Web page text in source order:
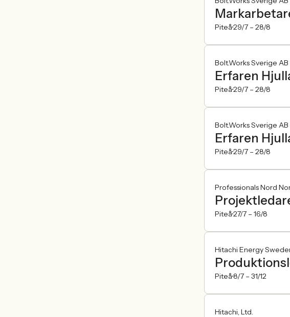
Piteå29/7 – 28/8
Bolt.Works Sverige AB
Erfaren
Piteå29/7 – 28/8
Bolt.Works Sverige AB
Erfaren
Piteå29/7 – 28/8
Professionals Nord
Piteå27/7 – 16/8
Hitachi Energy
Piteå8/7 – 31/12
Hitachi, Ltd.